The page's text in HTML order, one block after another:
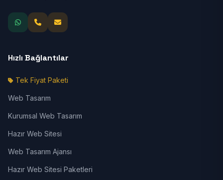
Hızlı Bağlantılar
Tek Fiyat Paketi
Web Tasarım
Kurumsal Web Tasarım
Hazır Web Sitesi
Web Tasarım Ajansı
Hazır Web Sitesi Paketleri